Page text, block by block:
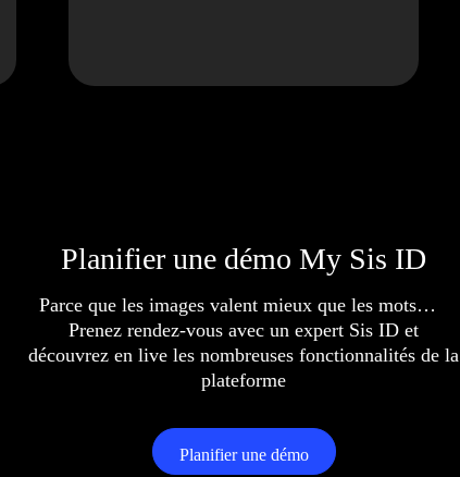
Planifier une démo My Sis ID
Parce que les images valent mieux que les mots…
Prenez rendez-vous avec un expert Sis ID et
découvrez en live les nombreuses fonctionnalités de la
plateforme
Planifier une démo